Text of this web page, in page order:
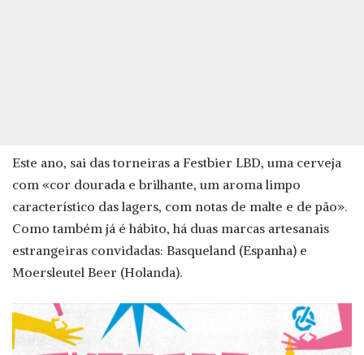
Este ano, sai das torneiras a Festbier LBD, uma cerveja
com «cor dourada e brilhante, um aroma limpo
característico das lagers, com notas de malte e de pão».
Como também já é hábito, há duas marcas artesanais
estrangeiras convidadas: Basqueland (Espanha) e
Moersleutel Beer (Holanda).